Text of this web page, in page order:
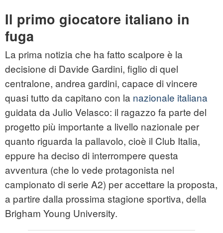
Il primo giocatore italiano in
fuga
La prima notizia che ha fatto scalpore è la
decisione di Davide Gardini, figlio di quel
centralone, andrea gardini, capace di vincere
quasi tutto da capitano con la nazionale italiana
guidata da Julio Velasco: il ragazzo fa parte del
progetto più importante a livello nazionale per
quanto riguarda la pallavolo, cioè il Club Italia,
eppure ha deciso di interrompere questa
avventura (che lo vede protagonista nel
campionato di serie A2) per accettare la proposta,
a partire dalla prossima stagione sportiva, della
Brigham Young University.